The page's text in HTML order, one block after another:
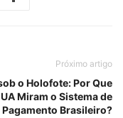
Próximo artigo
o Holofote: Por Que
Miram o Sistema de
Pagamento Brasileiro?